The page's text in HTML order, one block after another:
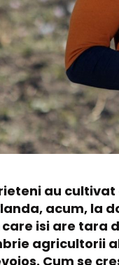
au
acum, la
isi are tara
agricultorii
Cum se